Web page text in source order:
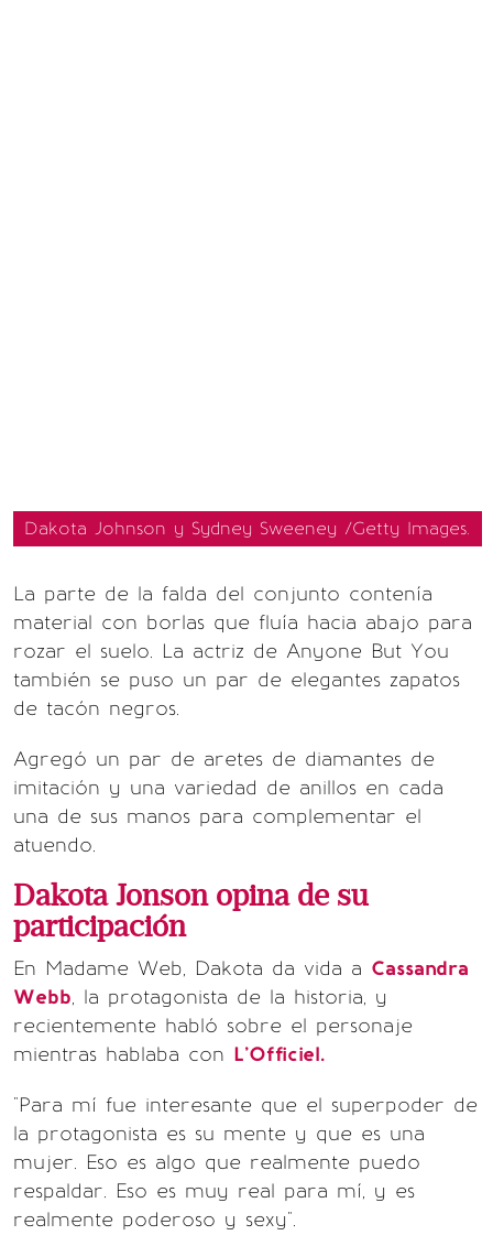
Dakota Johnson y Sydney Sweeney /Getty Images.
La parte de la falda del conjunto contenía
material con borlas que fluía hacia abajo para
rozar el suelo. La actriz de Anyone But You
también se puso un par de elegantes zapatos
de tacón negros.
Agregó un par de aretes de diamantes de
imitación y una variedad de anillos en cada
una de sus manos para complementar el
atuendo.
Dakota Jonson opina de su
participación
En Madame Web, Dakota da vida a Cassandra
Webb, la protagonista de la historia, y
recientemente habló sobre el personaje
mientras hablaba con L'Officiel.
"Para mí fue interesante que el superpoder de
la protagonista es su mente y que es una
mujer. Eso es algo que realmente puedo
respaldar. Eso es muy real para mí, y es
realmente poderoso y sexy".